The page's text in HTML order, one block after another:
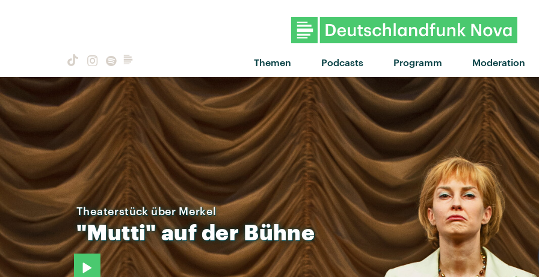
Themen Podcasts Programm Moderation
Theaterstück über Merkel
"Mutti"aufderBühne